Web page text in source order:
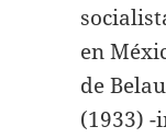
en
de
(1933)